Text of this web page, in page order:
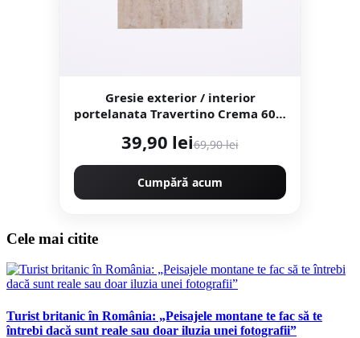
Gresie exterior / interior
portelanata Travertino Crema 60 x
piatra naturala
39,90 lei69,90 lei
Cumpără acum
Cele mai citite
Turist britanic în România: „Peisajele montane te fac să te
întrebi dacă sunt reale sau doar iluzia unei fotografii”